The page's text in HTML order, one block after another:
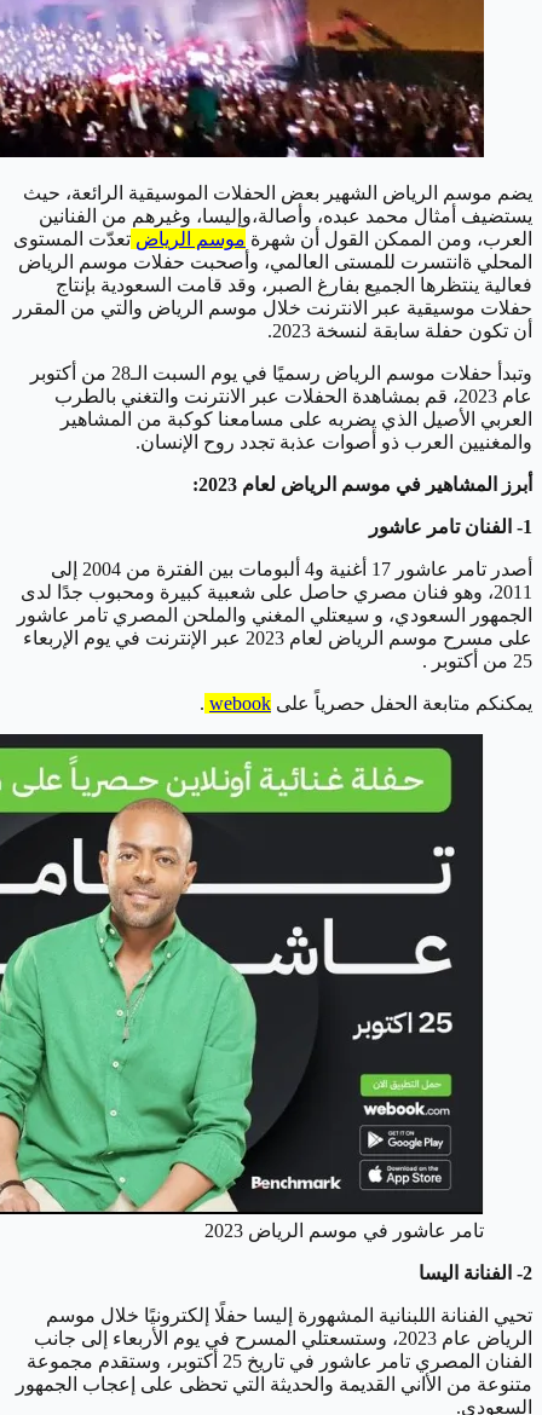
يضم موسم الرياض الشهير بعض الحفلات الموسيقية الرائعة، حيث
يستضيف أمثال محمد عبده، وأصالة،وإليسا، وغيرهم من الفنانين
العرب، ومن الممكن القول أن شهرة موسم الرياض تعدّت المستوى
المحلي ةانتسرت للمستى العالمي، وأصحبت حفلات موسم الرياض
فعالية ينتظرها الجميع بفارغ الصبر، وقد قامت السعودية بإنتاج
حفلات موسيقية عبر الانترنت خلال موسم الرياض والتي من المقرر
أن تكون حفلة سابقة لنسخة 2023.
وتبدأ حفلات موسم الرياض رسميًا في يوم السبت الـ28 من أكتوبر
عام 2023، قم بمشاهدة الحفلات عبر الانترنت والتغني بالطرب
العربي الأصيل الذي يضربه على مسامعنا كوكبة من المشاهير
والمغنيين العرب ذو أصوات عذبة تجدد روح الإنسان.
أبرز المشاهير في موسم الرياض لعام 2023:
1- الفنان تامر عاشور
أصدر تامر عاشور 17 أغنية و4 ألبومات بين الفترة من 2004 إلى
2011، وهو فنان مصري حاصل على شعبية كبيرة ومحبوب جدًا لدى
الجمهور السعودي، و سيعتلي المغني والملحن المصري تامر عاشور
على مسرح موسم الرياض لعام 2023 عبر الإنترنت في يوم الإربعاء
25 من أكتوبر .
يمكنكم متابعة الحفل حصرياً على webook
.
تامر عاشور في موسم الرياض 2023
2- الفنانة اليسا
تحيي الفنانة اللبنانية المشهورة إليسا حفلًا إلكترونيًا خلال موسم
الرياض عام 2023، وستسعتلي المسرح في يوم الأربعاء إلى جانب
الفنان المصري تامر عاشور في تاريخ 25 أكتوبر، وستقدم مجموعة
متنوعة من الأاني القديمة والحديثة التي تحظى على إعجاب الجمهور
السعودي.